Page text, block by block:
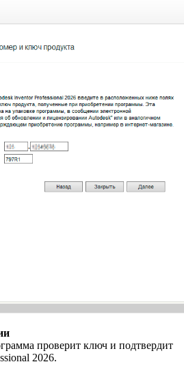
проверит ключ и подтвердит
2026.